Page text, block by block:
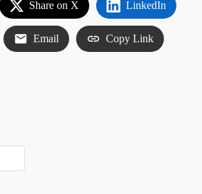
Share on X LinkedIn
Email Copy Link